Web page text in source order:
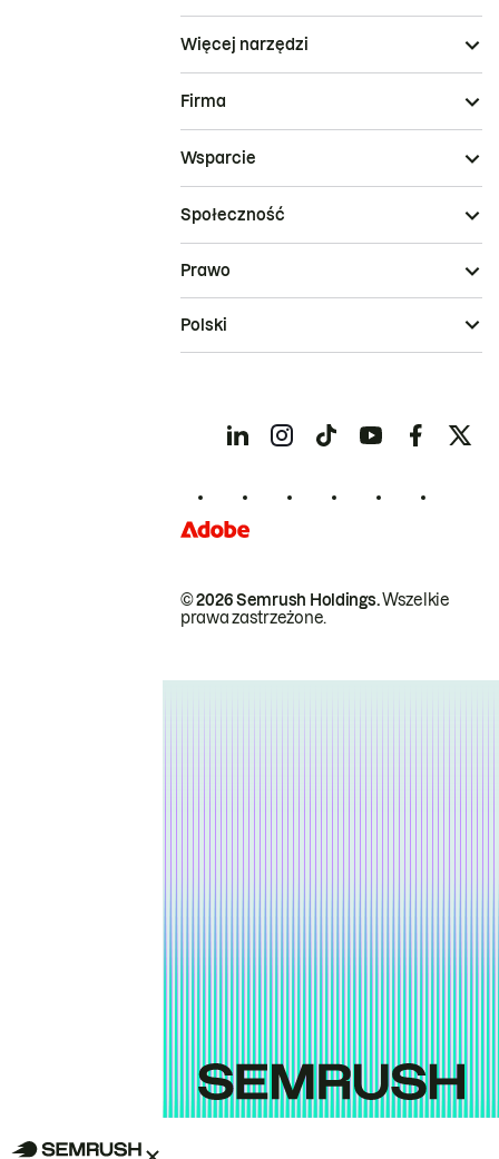
Więcej narzędzi
Firma
Wsparcie
Społeczność
© 2026 Semrush Holdings.Wszelkie
prawa zastrzeżone.
Prawo
Polski